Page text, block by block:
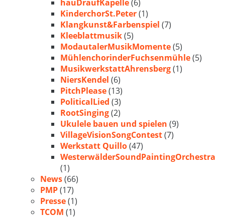
hauDraufKapelle(6)
KinderchorSt.Peter(1)
Klangkunst&Farbenspiel (7)
Kleeblattmusik(5)
ModautalerMusikMomente(5)
MühlenchorinderFuchsenmühle(5)
MusikwerkstattAhrensberg(1)
NiersKendel (6)
PitchPlease(13)
PoliticalLied (3)
RootSinging(2)
Ukulele bauen und spielen (9)
VillageVisionSongContest(7)
Werkstatt Quillo(47)
WesterwälderSoundPaintingOrchestra
(1)
News(66)
PMP(17)
Presse(1)
TCOM (1)